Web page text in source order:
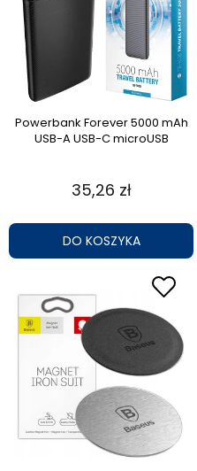
Powerbank Forever 5000 mAh
USB-A USB-C microUSB
35,26 zł
DO KOSZYKA